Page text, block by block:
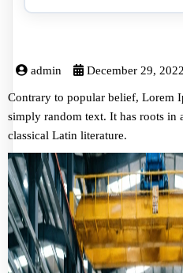
admin December 29, 2022
Contrary to popular belief, Lorem
simply random text. It has roots in
classical Latin literature.